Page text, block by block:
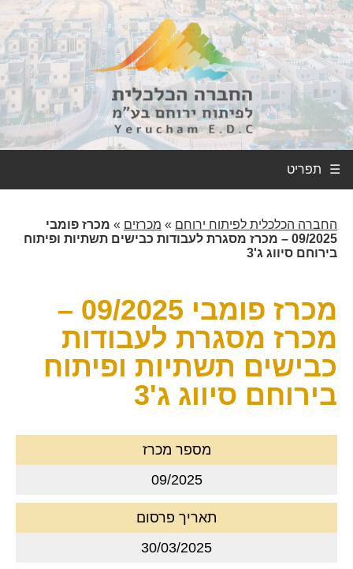
☰
החברה הכלכלית לפיתוח ירוחם » מכרזים » מכרז פומבי
09/2025 – מכרז מסגרת לעבודות כבישים תשתיות ופיתוח
בירוחם סיווג ג'3
מכרז פומבי 09/2025 –
מכרז מסגרת לעבודות
כבישים תשתיות ופיתוח
בירוחם סיווג ג'3
מספר מכרז
09/2025
תאריך פרסום
30/03/2025